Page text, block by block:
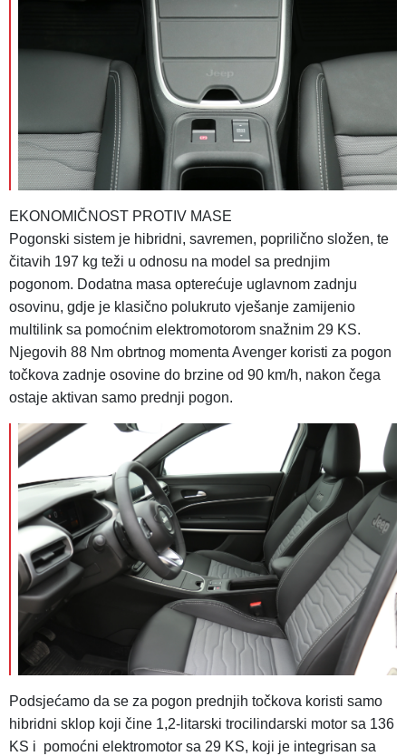
EKONOMIČNOST PROTIV MASE
Pogonski sistem je hibridni, savremen, poprilično složen, te
čitavih 197 kg teži u odnosu na model sa prednjim
pogonom. Dodatna masa opterećuje uglavnom zadnju
osovinu, gdje je klasično polukruto vješanje zamijenio
multilink sa pomoćnim elektromotorom snažnim 29 KS.
Njegovih 88 Nm obrtnog momenta Avenger koristi za pogon
točkova zadnje osovine do brzine od 90 km/h, nakon čega
ostaje aktivan samo prednji pogon.
Podsjećamo da se za pogon prednjih točkova koristi samo
hibridni sklop koji čine 1,2-litarski trocilindarski motor sa 136
KS i pomoćni elektromotor sa 29 KS, koji je integrisan sa